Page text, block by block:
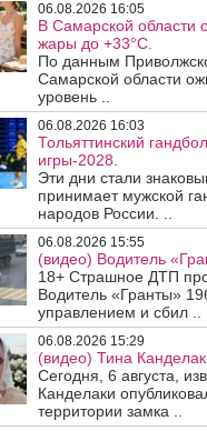
06.08.2026 16:05
В Самарской области
жары до +33°C.
По данным
Самарской области
уровень ..
06.08.2026 16:03
Тольяттинский
игры-2028.
Эти дни стали
принимает мужской
народов России. ..
06.08.2026 15:55
(видео) Водитель
18+ Страшное ДТП
Водитель «Гранты»
управлением и сбил ..
06.08.2026 15:29
(видео) Тина
Сегодня, 6 августа,
Канделаки
территории замка ..